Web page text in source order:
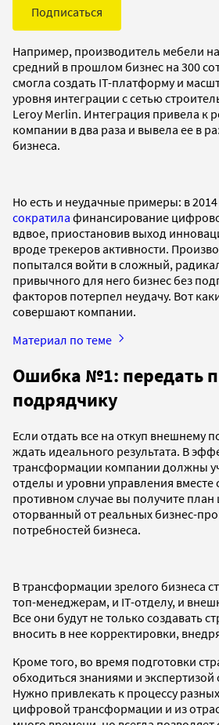
Подписаться
Например, производитель мебели
средний в прошлом бизнес на 300
смогла создать IT-платформу и
уровня интеграции с сетью
Leroy Merlin. Интеграция привела к
компании в два раза и вывела ее в
бизнеса.
Но есть и неудачные примеры: в
сократила финансирование
вдвое, приостановив выход
вроде трекеров активности.
попытался войти в сложный,
привычного для него бизнес без
факторов потерпел неудачу. Вот
совершают компании.
Материал по теме
Ошибка №1: передать
подрядчику
Если отдать все на откуп внешнему
ждать идеального результата. В
трансформации компании должны
отделы и уровни управления
противном случае вы получите
оторванный от реальных бизнес-
потребностей бизнеса.
В трансформации зрелого бизнеса
топ-менеджерам, и IT-отделу, и
Все они будут не только создавать
вносить в нее корректировки,
Кроме того, во время подготовки
обходиться знаниями и
Нужно привлекать к процессу
цифровой трансформации и из